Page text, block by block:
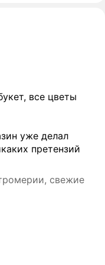
все цветы
уже делал
претензий
свежие